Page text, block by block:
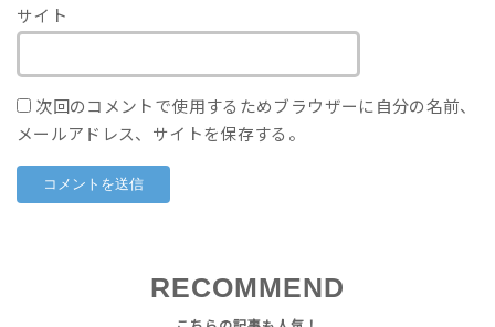
サイト
次回のコメントで使用するためブラウザーに自分の名前、
メールアドレス、サイトを保存する。
RECOMMEND